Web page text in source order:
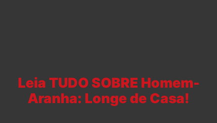
Leia TUDO SOBRE Homem-
Aranha: Longe de Casa!